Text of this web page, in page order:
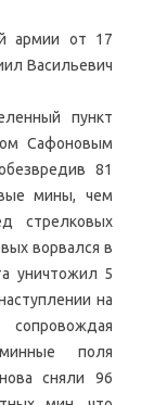
армии от 17
Васильевич
пункт
Сафоновым
81
мины, чем
стрелковых
ворвался в
уничтожил 5
на
поля
сняли 96